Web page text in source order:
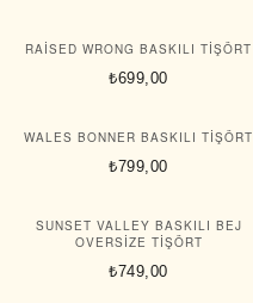
RAISED WRONG BASKILI TIŞÖRT
₺699,00
WALES BONNER BASKILI TIŞÖRT
₺799,00
SUNSET VALLEY BASKILI BEJ
OVERSIZE TIŞÖRT
₺749,00